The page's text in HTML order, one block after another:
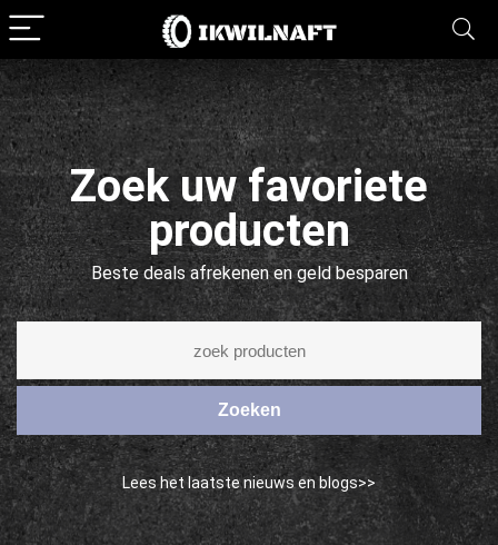
Zoek uw favoriete
producten
Beste deals afrekenen en geld besparen
Zoeken
Lees het laatste nieuws en blogs>>